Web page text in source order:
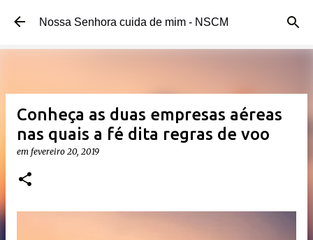
Pular para o conteúdo principal
Nossa Senhora cuida de mim - NSCM
Conheça as duas empresas aéreas
nas quais a fé dita regras de voo
em fevereiro 20, 2019